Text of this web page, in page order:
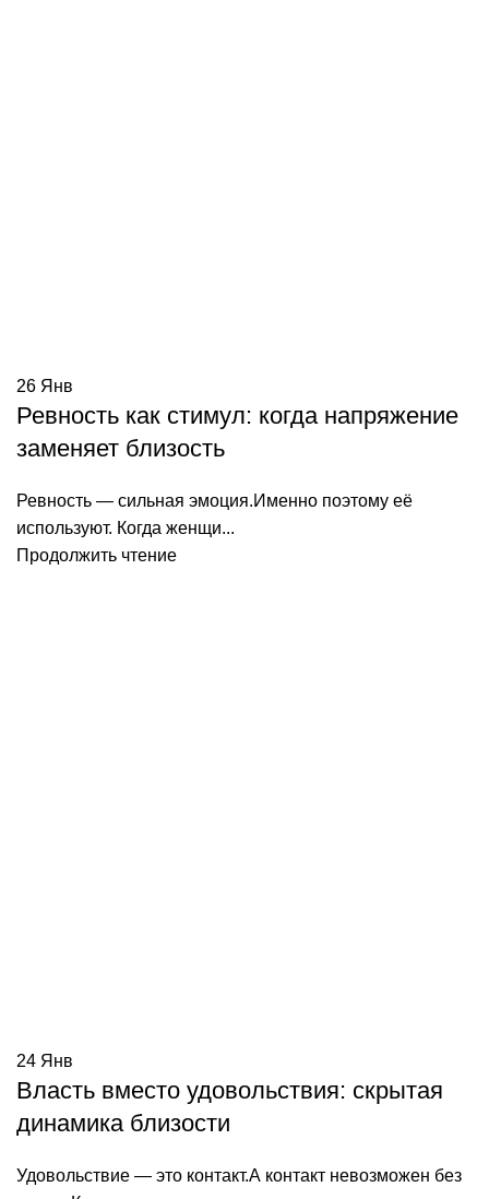
26 Янв
Ревность как стимул: когда напряжение
заменяет близость
Ревность — сильная эмоция.Именно поэтому её
используют. Когда женщи...
Продолжить чтение
24 Янв
Власть вместо удовольствия: скрытая
динамика близости
Удовольствие — это контакт.А контакт невозможен без